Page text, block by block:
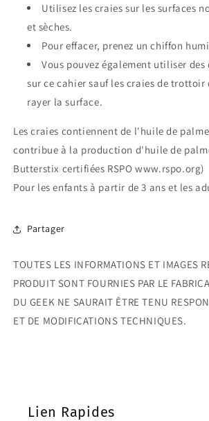
Utilisez les craies sur les surfaces
et sèches.
Pour effacer, prenez un chiffon
Vous pouvez également utiliser des
sur ce cahier sauf les craies de
rayer la surface.
Les craies contiennent de l'huile de
contribue à la production d'huile de
Butterstix certifiées RSPO www.rspo.org)
Pour les enfants à partir de 3 ans et les
Partager
TOUTES LES INFORMATIONS ET IMAGES
PRODUIT SONT FOURNIES PAR LE
DU GEEK NE SAURAIT ÊTRE TENU
ET DE MODIFICATIONS TECHNIQUES.
Lien Rapides